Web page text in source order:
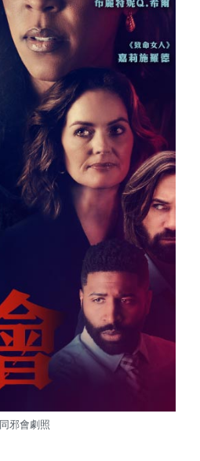
同邪會劇照